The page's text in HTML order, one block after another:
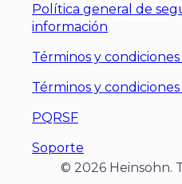
Política general de
información
Términos y condiciones
Términos y
PQRSF
Soporte
© 2026 Heinsohn.